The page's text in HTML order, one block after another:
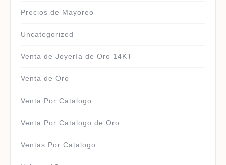
Precios de Mayoreo
Uncategorized
Venta de Joyería de Oro 14KT
Venta de Oro
Venta Por Catalogo
Venta Por Catalogo de Oro
Ventas Por Catalogo